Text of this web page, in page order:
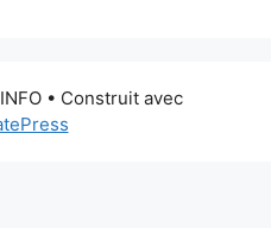
• Construit avec